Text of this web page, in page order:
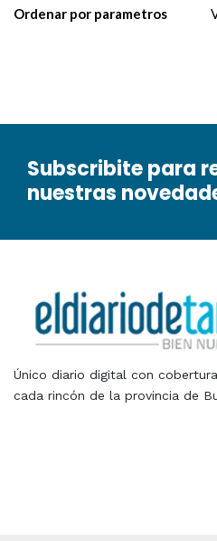
Ordenar por parametros
Subscribite para
nuestras
Único diario digital con
cada rincón de la provincia de